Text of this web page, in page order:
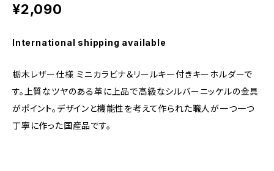
¥2,090
International shipping available
栃木レザー仕様 ミニカラビナ＆リールキー付きキーホルダーで
す。上質なツヤのある革に上品で高級なシルバーニッケルの金具
がポイント。デザインと機能性を考えて作られた職人が一つ一つ
丁寧に作った国産品です。